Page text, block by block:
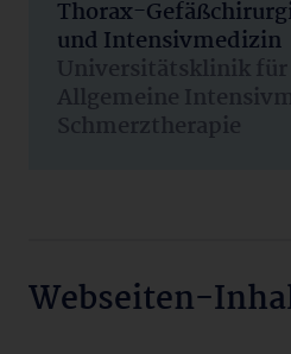
Thorax-
und Intensivmedizin
Universitätsklinik für
Allgemeine
Schmerztherapie
Webseiten-